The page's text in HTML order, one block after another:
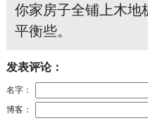
你家房子全铺上木地
平衡些。
发表评论：
名字：
博客：